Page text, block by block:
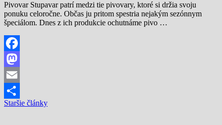
Pivovar Stupavar patrí medzi tie pivovary, ktoré si držia svoju
ponuku celoročne. Občas ju pritom spestria nejakým sezónnym
špeciálom. Dnes z ich produkcie ochutnáme pivo …
Facebook
Mastodon
Email
Share
Navigácia
Staršie články